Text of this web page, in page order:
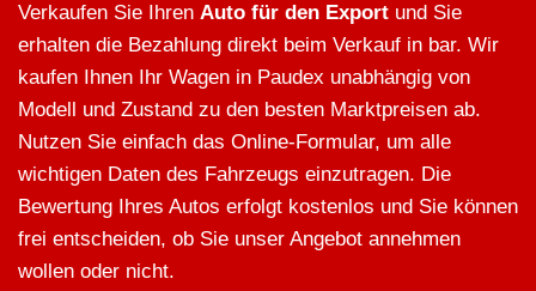
Verkaufen Sie Ihren Auto für den Export und Sie
erhalten die Bezahlung direkt beim Verkauf in bar. Wir
kaufen Ihnen Ihr Wagen in Paudex unabhängig von
Modell und Zustand zu den besten Marktpreisen ab.
Nutzen Sie einfach das Online-Formular, um alle
wichtigen Daten des Fahrzeugs einzutragen. Die
Bewertung Ihres Autos erfolgt kostenlos und Sie können
frei entscheiden, ob Sie unser Angebot annehmen
wollen oder nicht.